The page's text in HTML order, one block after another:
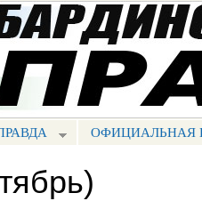
ОФИЦИАЛЬНАЯ